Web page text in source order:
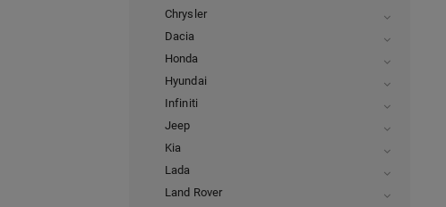
Chrysler
Dacia
Honda
Hyundai
Infiniti
Jeep
Kia
Lada
Land Rover